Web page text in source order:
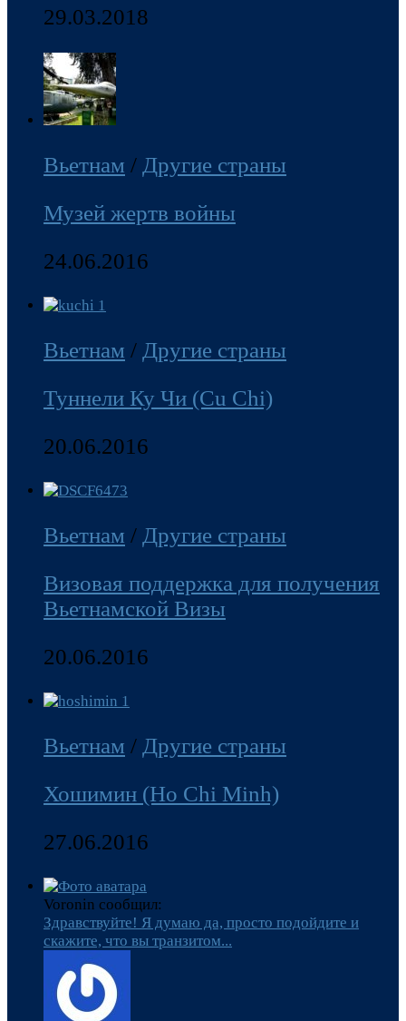
29.03.2018
Вьетнам / Другие страны
Музей жертв войны
24.06.2016
Вьетнам / Другие страны
Туннели Ку Чи (Cu Chi)
20.06.2016
Вьетнам / Другие страны
Визовая поддержка для получения
Вьетнамской Визы
20.06.2016
Вьетнам / Другие страны
Хошимин (Ho Chi Minh)
27.06.2016
Voronin сообщил:
Здравствуйте! Я думаю да, просто подойдите и
скажите, что вы транзитом...